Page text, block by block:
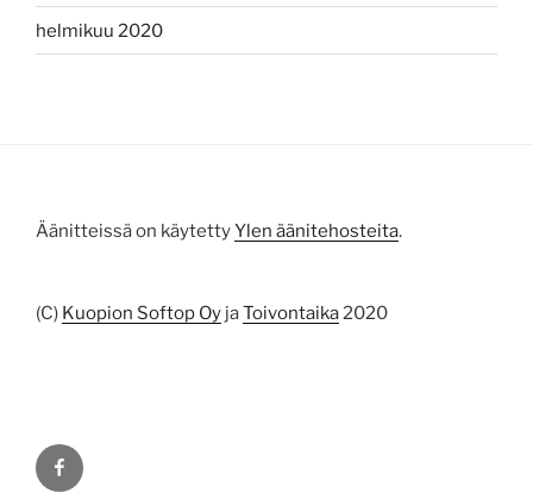
helmikuu 2020
Äänitteissä on käytettyYlen äänitehosteita.
(C) Kuopion Softop Oy jaToivontaika2020
Facebook